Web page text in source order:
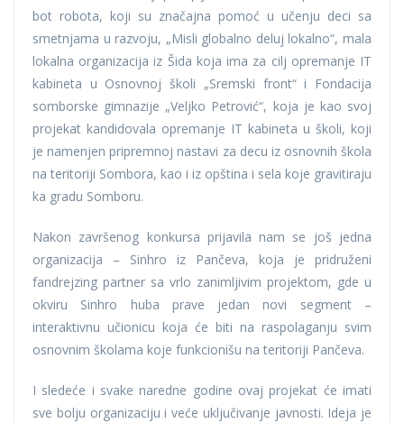
bot robota, koji su značajna pomoć u učenju deci sa
smetnjama u razvoju, „Misli globalno deluj lokalno“, mala
lokalna organizacija iz Šida koja ima za cilj opremanje IT
kabineta u Osnovnoj školi „Sremski front“ i Fondacija
somborske gimnazije „Veljko Petrović“, koja je kao svoj
projekat kandidovala opremanje IT kabineta u školi, koji
je namenjen pripremnoj nastavi za decu iz osnovnih škola
na teritoriji Sombora, kao i iz opština i sela koje gravitiraju
ka gradu Somboru.
Nakon završenog konkursa prijavila nam se još jedna
organizacija – Sinhro iz Pančeva, koja je pridruženi
fandrejzing partner sa vrlo zanimljivim projektom, gde u
okviru Sinhro huba prave jedan novi segment –
interaktivnu učionicu koja će biti na raspolaganju svim
osnovnim školama koje funkcionišu na teritoriji Pančeva.
I sledeće i svake naredne godine ovaj projekat će imati
sve bolju organizaciju i veće uključivanje javnosti. Ideja je